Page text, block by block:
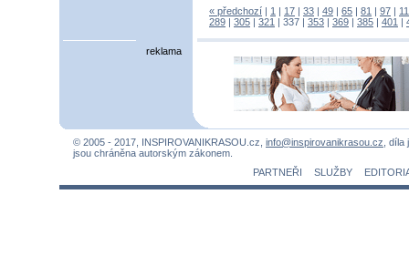
« předchozí 1 17 33 49 65 81 97
289
305 321 337 353 369 385 401
reklama
© 2005 - 2017, INSPIROVANIKRASOU.cz, info@inspirovanikrasou.cz, díla
jsou chráněna autorským zákonem.
PARTNEŘI
SLUŽBY